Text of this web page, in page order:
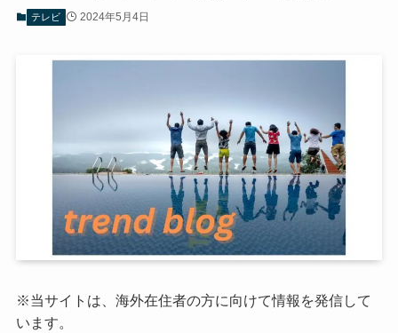
テレビ 2024年5月4日
※当サイトは、海外在住者の方に向けて情報を発信して
います。